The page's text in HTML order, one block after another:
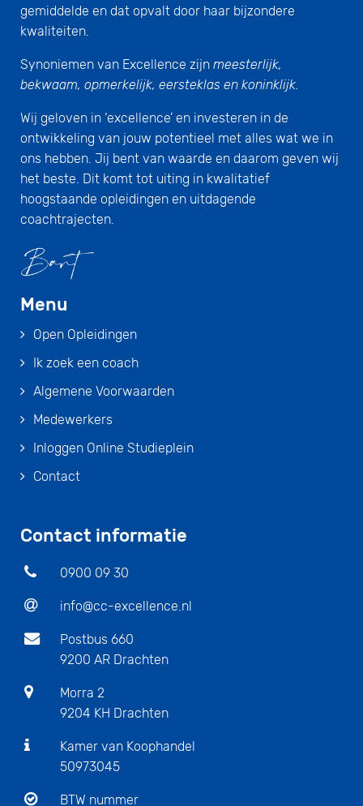
gemiddelde en dat opvalt door haar bijzondere
kwaliteiten.
Synoniemen van Excellence zijn meesterlijk,
bekwaam, opmerkelijk, eersteklas en koninklijk.
Wij geloven in ‘excellence’ en investeren in de
ontwikkeling van jouw potentieel met alles wat we in
ons hebben. Jij bent van waarde en daarom geven wij
het beste. Dit komt tot uiting in kwalitatief
hoogstaande opleidingen en uitdagende
coachtrajecten.
Menu
Open Opleidingen
Ik zoek een coach
Algemene Voorwaarden
Medewerkers
Inloggen Online Studieplein
Contact
Contact informatie
0900 09 30
info@cc-excellence.nl
Postbus 660
9200 AR Drachten
Morra 2
9204 KH Drachten
Kamer van Koophandel
50973045
BTW nummer